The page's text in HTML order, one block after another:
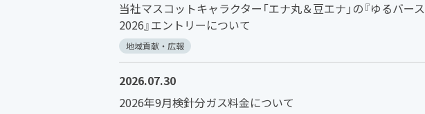
当社マスコットキャラクター「エナ丸＆豆エナ」の『ゆるバース
2026』エントリーについて
地域貢献・広報
2026.07.30
2026年9月検針分ガス料金について